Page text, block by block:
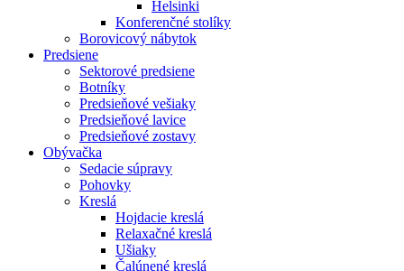
Helsinki
Konferenčné stolíky
Borovicový nábytok
Predsiene
Sektorové predsiene
Botníky
Predsieňové vešiaky
Predsieňové lavice
Predsieňové zostavy
Obývačka
Sedacie súpravy
Pohovky
Kreslá
Hojdacie kreslá
Relaxačné kreslá
Ušiaky
Čalúnené kreslá